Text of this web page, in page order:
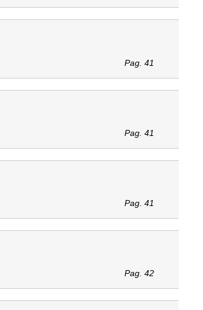
Pag. 41
Pag. 41
Pag. 41
Pag. 42